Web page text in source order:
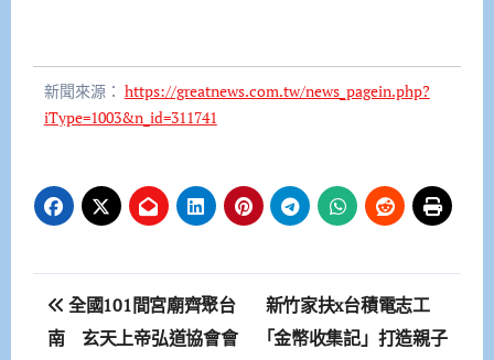
新聞來源： https://greatnews.com.tw/news_pagein.php?
iType=1003&n_id=311741
文
章
全國101間宮廟齊聚台
南 玄天上帝弘道協會會
新竹家扶x台積電志工
「金幣收集記」打造親子